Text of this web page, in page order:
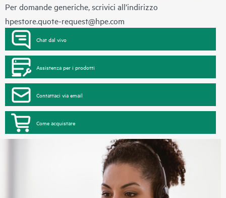
Per domande generiche, scrivici all’indirizzo
hpestore.quote-request@hpe.com
Chat dal vivo
Assistenza per i prodotti
Contattaci via email
Come acquistare